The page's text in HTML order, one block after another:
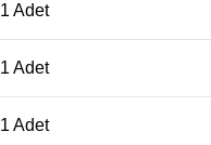
1 Adet
1 Adet
1 Adet